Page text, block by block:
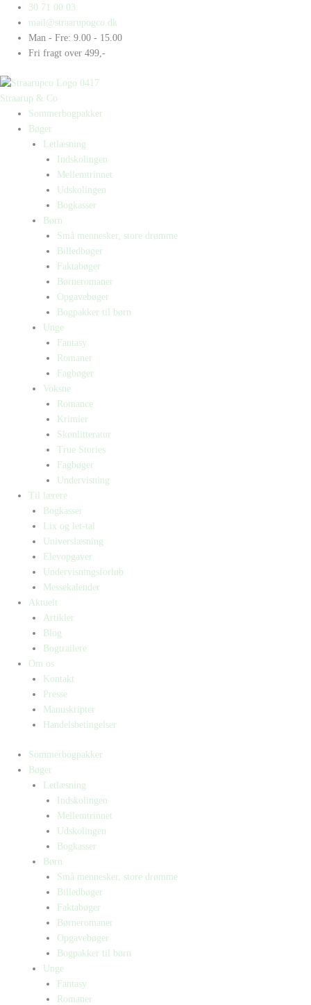
indholdet
30 71 00 03
mail@straarupogco.dk
Man - Fre: 9.00 - 15.00
Fri fragt over 499,-
Straarup & Co
Sommerbogpakker
Bøger
Letlæsning
Indskolingen
Mellemtrinnet
Udskolingen
Bogkasser
Børn
Små mennesker, store drømme
Billedbøger
Faktabøger
Børneromaner
Opgavebøger
Bogpakker til børn
Unge
Fantasy
Romaner
Fagbøger
Voksne
Romance
Krimier
Skønlitteratur
True Stories
Fagbøger
Undervisning
Til lærere
Bogkasser
Lix og let-tal
Universlæsning
Elevopgaver
Undervisningsforløb
Messekalender
Aktuelt
Artikler
Blog
Bogtrailere
Om os
Kontakt
Presse
Manuskripter
Handelsbetingelser
Sommerbogpakker
Bøger
Letlæsning
Indskolingen
Mellemtrinnet
Udskolingen
Bogkasser
Børn
Små mennesker, store drømme
Billedbøger
Faktabøger
Børneromaner
Opgavebøger
Bogpakker til børn
Unge
Fantasy
Romaner
Products
search
Products
search
Xander
Xanthippe
antal